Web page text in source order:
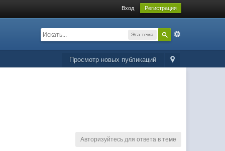
Вход Регистрация
Эта тема
Просмотр новых публикаций
Авторизуйтесь для ответа в теме